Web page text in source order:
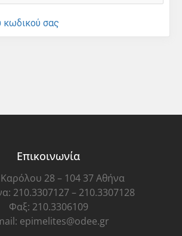
σας
Επικοινωνία
28 – 104 37 Αθήνα
210.3307127 – 210.3307128
Φαξ: 210.3306109
epimelites@odee.gr